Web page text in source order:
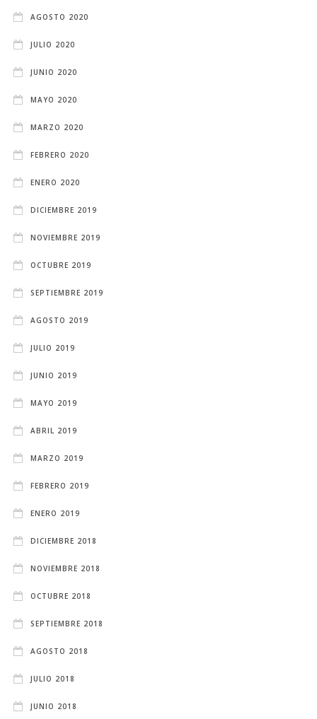
AGOSTO 2020
JULIO 2020
JUNIO 2020
MAYO 2020
MARZO 2020
FEBRERO 2020
ENERO 2020
DICIEMBRE 2019
NOVIEMBRE 2019
OCTUBRE 2019
SEPTIEMBRE 2019
AGOSTO 2019
JULIO 2019
JUNIO 2019
MAYO 2019
ABRIL 2019
MARZO 2019
FEBRERO 2019
ENERO 2019
DICIEMBRE 2018
NOVIEMBRE 2018
OCTUBRE 2018
SEPTIEMBRE 2018
AGOSTO 2018
JULIO 2018
JUNIO 2018